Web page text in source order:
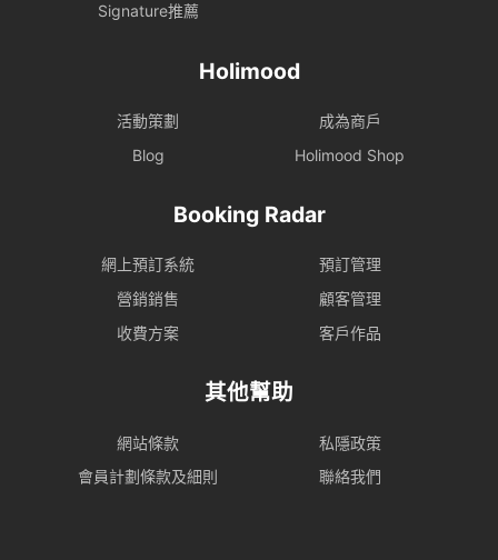
Signature推薦
Holimood
活動策劃
成為商戶
Blog
Holimood Shop
Booking Radar
網上預訂系統
預訂管理
營銷銷售
顧客管理
收費方案
客戶作品
其他幫助
網站條款
私隱政策
會員計劃條款及細則
聯絡我們